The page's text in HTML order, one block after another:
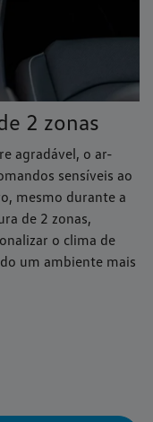
2 zonas
agradável, o ar-
sensíveis ao
mesmo durante a
de 2 zonas,
o clima de
um ambiente mais